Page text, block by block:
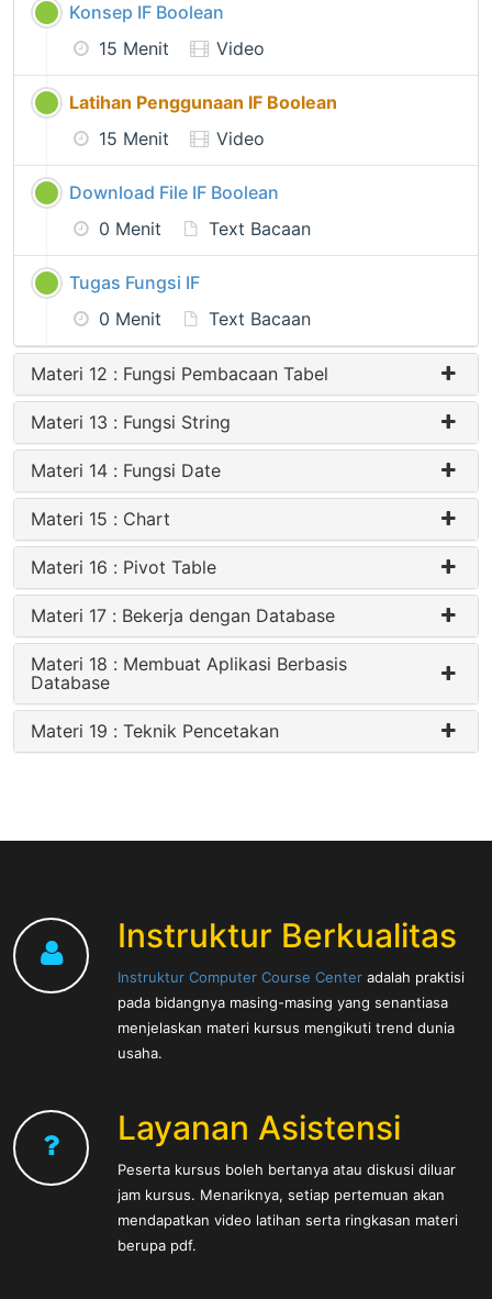
Konsep IF Boolean
15 Menit
Video
Latihan Penggunaan IF Boolean
15 Menit
Video
Download File IF Boolean
0 Menit
Text Bacaan
Tugas Fungsi IF
0 Menit
Text Bacaan
Materi 12 : Fungsi Pembacaan Tabel
Materi 13 : Fungsi String
Materi 14 : Fungsi Date
Materi 15 : Chart
Materi 16 : Pivot Table
Materi 17 : Bekerja dengan Database
Materi 18 : Membuat Aplikasi Berbasis
Database
Materi 19 : Teknik Pencetakan
Instruktur Berkualitas
Instruktur Computer Course Center adalah praktisi
pada bidangnya masing-masing yang senantiasa
menjelaskan materi kursus mengikuti trend dunia
usaha.
Layanan Asistensi
Peserta kursus boleh bertanya atau diskusi diluar
jam kursus. Menariknya, setiap pertemuan akan
mendapatkan video latihan serta ringkasan materi
berupa pdf.